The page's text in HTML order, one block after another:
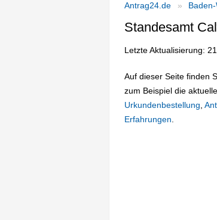
Antrag24.de
Standesamt
Letzte Aktualisierung:
Auf dieser Seite finden
zum Beispiel die aktuelle
Urkundenbestellung
Erfahrungen